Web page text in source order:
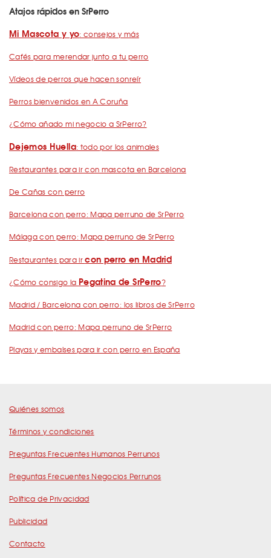
Atajos rápidos en SrPerro
Mi Mascota y yo: consejos y más
Cafés para merendar junto a tu perro
Vídeos de perros que hacen sonreír
Perros bienvenidos en A Coruña
¿Cómo añado mi negocio a SrPerro?
Dejemos Huella: todo por los animales
Restaurantes para ir con mascota en Barcelona
De Cañas con perro
Barcelona con perro: Mapa perruno de SrPerro
Málaga con perro: Mapa perruno de SrPerro
Restaurantes para ircon perro en Madrid
¿Cómo consigo la Pegatina de SrPerro?
Madrid / Barcelona con perro: los libros de SrPerro
Madrid con perro: Mapa perruno de SrPerro
Playas y embalses para ir con perro en España
Quiénes somos
Términos y condiciones
Preguntas Frecuentes Humanos Perrunos
Preguntas Frecuentes Negocios Perrunos
Política de Privacidad
Publicidad
Contacto